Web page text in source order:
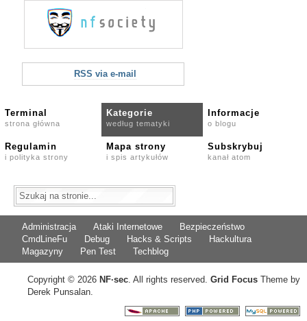
RSS via e-mail
Terminal
strona główna
Kategorie
według tematyki
Informacje
o blogu
Regulamin
i polityka strony
Mapa strony
i spis artykułów
Subskrybuj
kanał atom
Administracja Ataki Internetowe
Bezpieczeństwo
CmdLineFu
Debug Hacks & Scripts
Hackultura
Magazyny
Pen Test Techblog
Copyright © 2026 NF·sec. All rights reserved. Grid Focus Theme by
Derek Punsalan.